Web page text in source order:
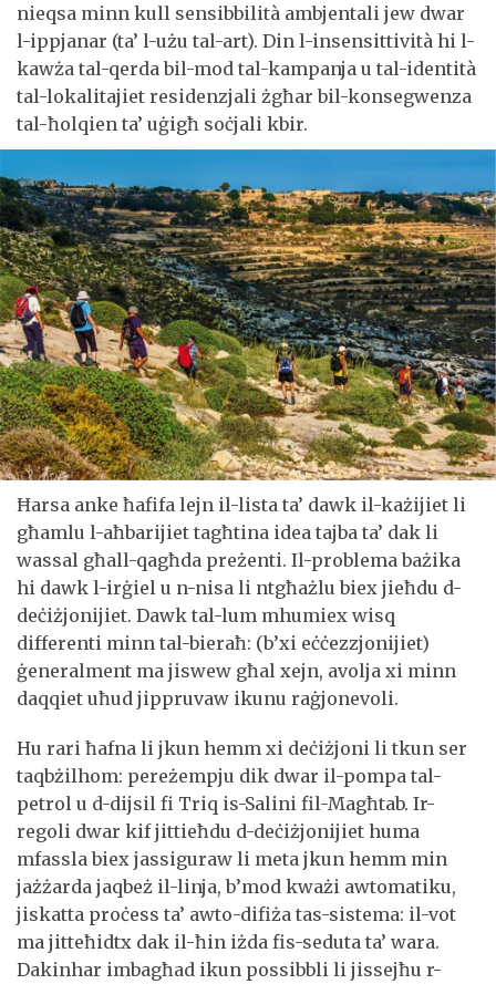
nieqsa minn kull sensibbilità ambjentali jew dwar
l-ippjanar (ta’ l-użu tal-art). Din l-insensittività hi l-
kawża tal-qerda bil-mod tal-kampanja u tal-identità
tal-lokalitajiet residenzjali żgħar bil-konsegwenza
tal-ħolqien ta’ uġigħ soċjali kbir.
Ħarsa anke ħafifa lejn il-lista ta’ dawk il-każijiet li
għamlu l-aħbarijiet tagħtina idea tajba ta’ dak li
wassal għall-qagħda preżenti. Il-problema bażika
hi dawk l-irġiel u n-nisa li ntgħażlu biex jieħdu d-
deċiżjonijiet. Dawk tal-lum mhumiex wisq
differenti minn tal-bieraħ: (b’xi eċċezzjonijiet)
ġeneralment ma jiswew għal xejn, avolja xi minn
daqqiet uħud jippruvaw ikunu raġjonevoli.
Hu rari ħafna li jkun hemm xi deċiżjoni li tkun ser
taqbżilhom: pereżempju dik dwar il-pompa tal-
petrol u d-dijsil fi Triq is-Salini fil-Magħtab. Ir-
regoli dwar kif jittieħdu d-deċiżjonijiet huma
mfassla biex jassiguraw li meta jkun hemm min
jażżarda jaqbeż il-linja, b’mod kważi awtomatiku,
jiskatta proċess ta’ awto-difiża tas-sistema: il-vot
ma jitteħidtx dak il-ħin iżda fis-seduta ta’ wara.
Dakinhar imbagħad ikun possibbli li jissejħu r-